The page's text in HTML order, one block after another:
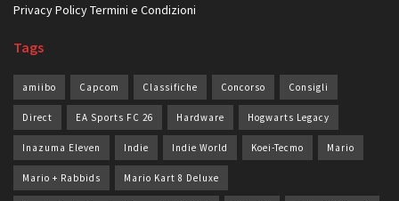
Privacy PolicyTermini e Condizioni
Tags
amiibo Capcom Classifiche Concorso Consigli
Direct EA Sports FC 26 Hardware Hogwarts Legacy
Inazuma Eleven Indie Indie World Koei-Tecmo Mario
Mario + Rabbids Mario Kart 8 Deluxe